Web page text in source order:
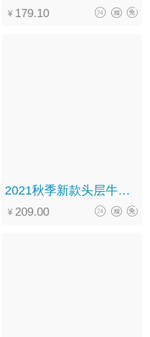
179.10
2021秋季新款头层牛皮软底系带翻领圆头文艺复古马丁靴女
209.00